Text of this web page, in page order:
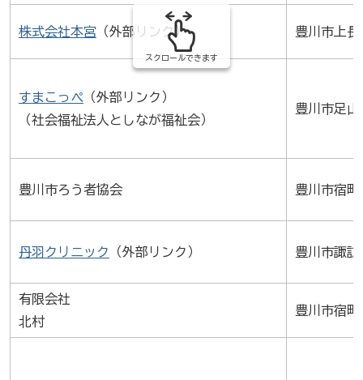
株式会社本宮（外部リンク） 豊川市上
すまこっぺ（外部リンク）
（社会福祉法人としなが福祉会）
豊川市足山
豊川市ろう者協会 豊川市宿
丹羽クリニック （外部リンク） 豊川市諏訪
有限会社
北村
豊川市宿
スクロールできます